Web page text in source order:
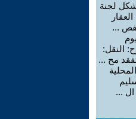
لجنة
...
النقل:
مح ...
ال ...